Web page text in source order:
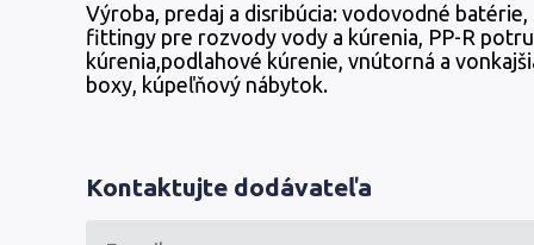
Výroba, predaj a disribúcia: vodovodné
fittingy pre rozvody vody a kúrenia, PP-R
kúrenia,podlahové kúrenie, vnútorná a
boxy, kúpeľňový nábytok.
Kontaktujte dodávateľa